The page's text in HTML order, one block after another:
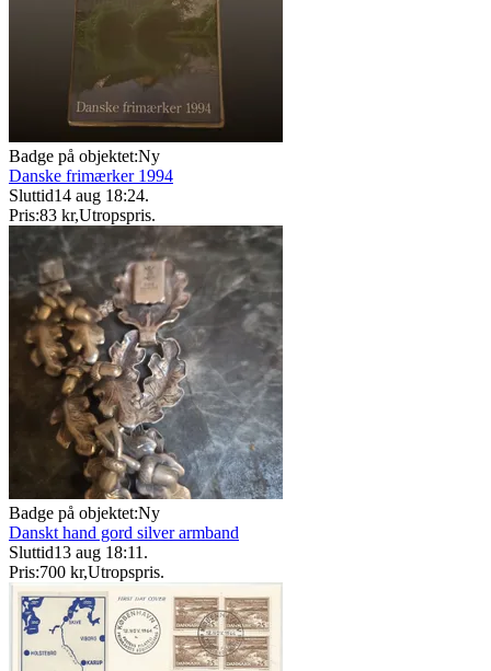
Badge på objektet:Ny
Danske frimærker 1994
Sluttid14 aug 18:24.
Pris:83 kr,Utropspris.
Badge på objektet:Ny
Danskt hand gord silver armband
Sluttid13 aug 18:11 .
Pris:700 kr,Utropspris.